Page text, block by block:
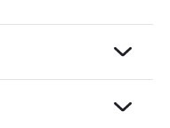
THC-
die das
vielseitige Wirkung